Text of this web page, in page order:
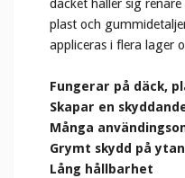
däcket håller sig
plast och
appliceras i flera lager
Fungerar på däck,
Skapar en
Många
Grymt skydd på ytan
Lång hållbarhet